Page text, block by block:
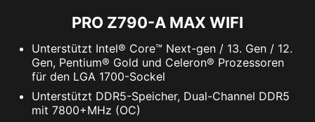
PRO Z790-A MAX WIFI
Unterstützt Intel® Core™ Next-gen / 13. Gen / 12.
Gen, Pentium® Gold und Celeron® Prozessoren
für den LGA 1700-Sockel
Unterstützt DDR5-Speicher, Dual-Channel DDR5
mit 7800+MHz (OC)